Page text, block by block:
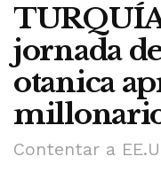
jornada
otanica
Contentar a